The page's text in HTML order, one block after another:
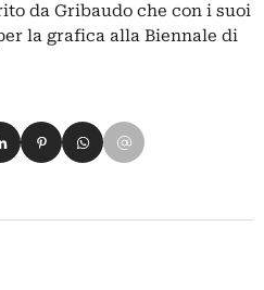
da Gribaudo che con i suoi
la grafica alla Biennale di
su Xsu LinkedIn
Condividi su Pinterest
Condividi su WhatsApp
Condividi su Email